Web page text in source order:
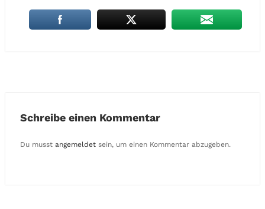
Schreibe einen Kommentar
Du musst angemeldet sein, um einen Kommentar abzugeben.